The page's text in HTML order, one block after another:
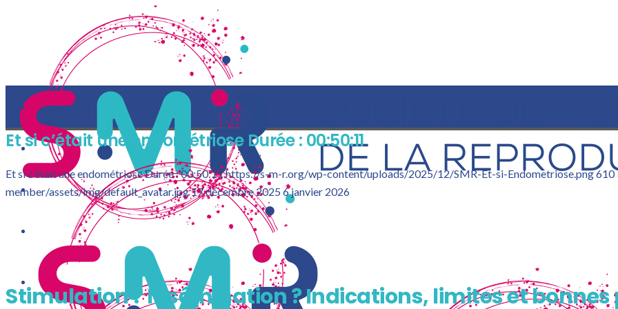
LA S-M-R
Et si c’était une endométriose Durée : 00:50:11
Et si c’était une endométriose Durée : 00:50:11https://s-m-r.org/wp-content/uploads/2025/12/SMR-Et-si-Endometriose.png610
member/assets/img/default_avatar.jpg17 décembre 2025 6 janvier 2026
Stimulation ? Insémination ? Indications, limites et